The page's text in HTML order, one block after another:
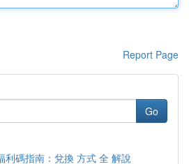
Report Page
Go
利碼指南：兌換 方式 全 解說